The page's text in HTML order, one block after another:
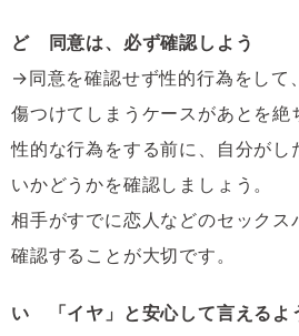
ど 同意は、必ず確認しよう
→同意を確認せず性的行為をして
傷つけてしまうケースがあとを絶
性的な行為をする前に、自分が
いかどうかを確認しましょう。
相手がすでに恋人などのセック
確認することが大切です。
い 「イヤ」と安心して言えるよ